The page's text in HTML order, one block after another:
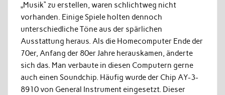
„Musik“ zu erstellen, waren schlichtweg nicht
vorhanden. Einige Spiele holten dennoch
unterschiedliche Töne aus der spärlichen
Ausstattung heraus. Als die Homecomputer Ende der
70er, Anfang der 80er Jahre herauskamen, änderte
sich das. Man verbaute in diesen Computern gerne
auch einen Soundchip. Häufig wurde der Chip AY-3-
8910 von General Instrument eingesetzt. Dieser